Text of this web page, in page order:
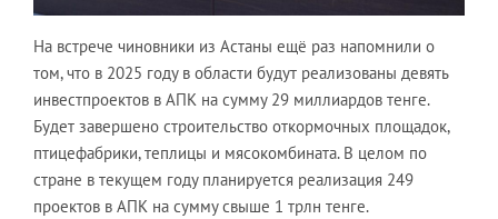
На встрече чиновники из Астаны ещё раз напомнили о
том, что в 2025 году в области будут реализованы девять
инвестпроектов в АПК на сумму 29 миллиардов тенге.
Будет завершено строительство откормочных площадок,
птицефабрики, теплицы и мясокомбината. В целом по
стране в текущем году планируется реализация 249
проектов в АПК на сумму свыше 1 трлн тенге.